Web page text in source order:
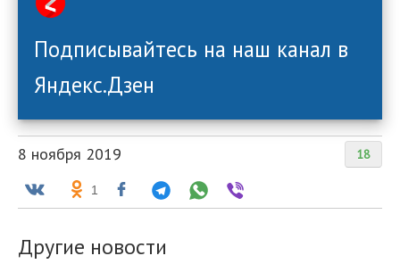
Подписывайтесь на наш канал в
Яндекс.Дзен
18
8 ноября 2019
1
Другие новости